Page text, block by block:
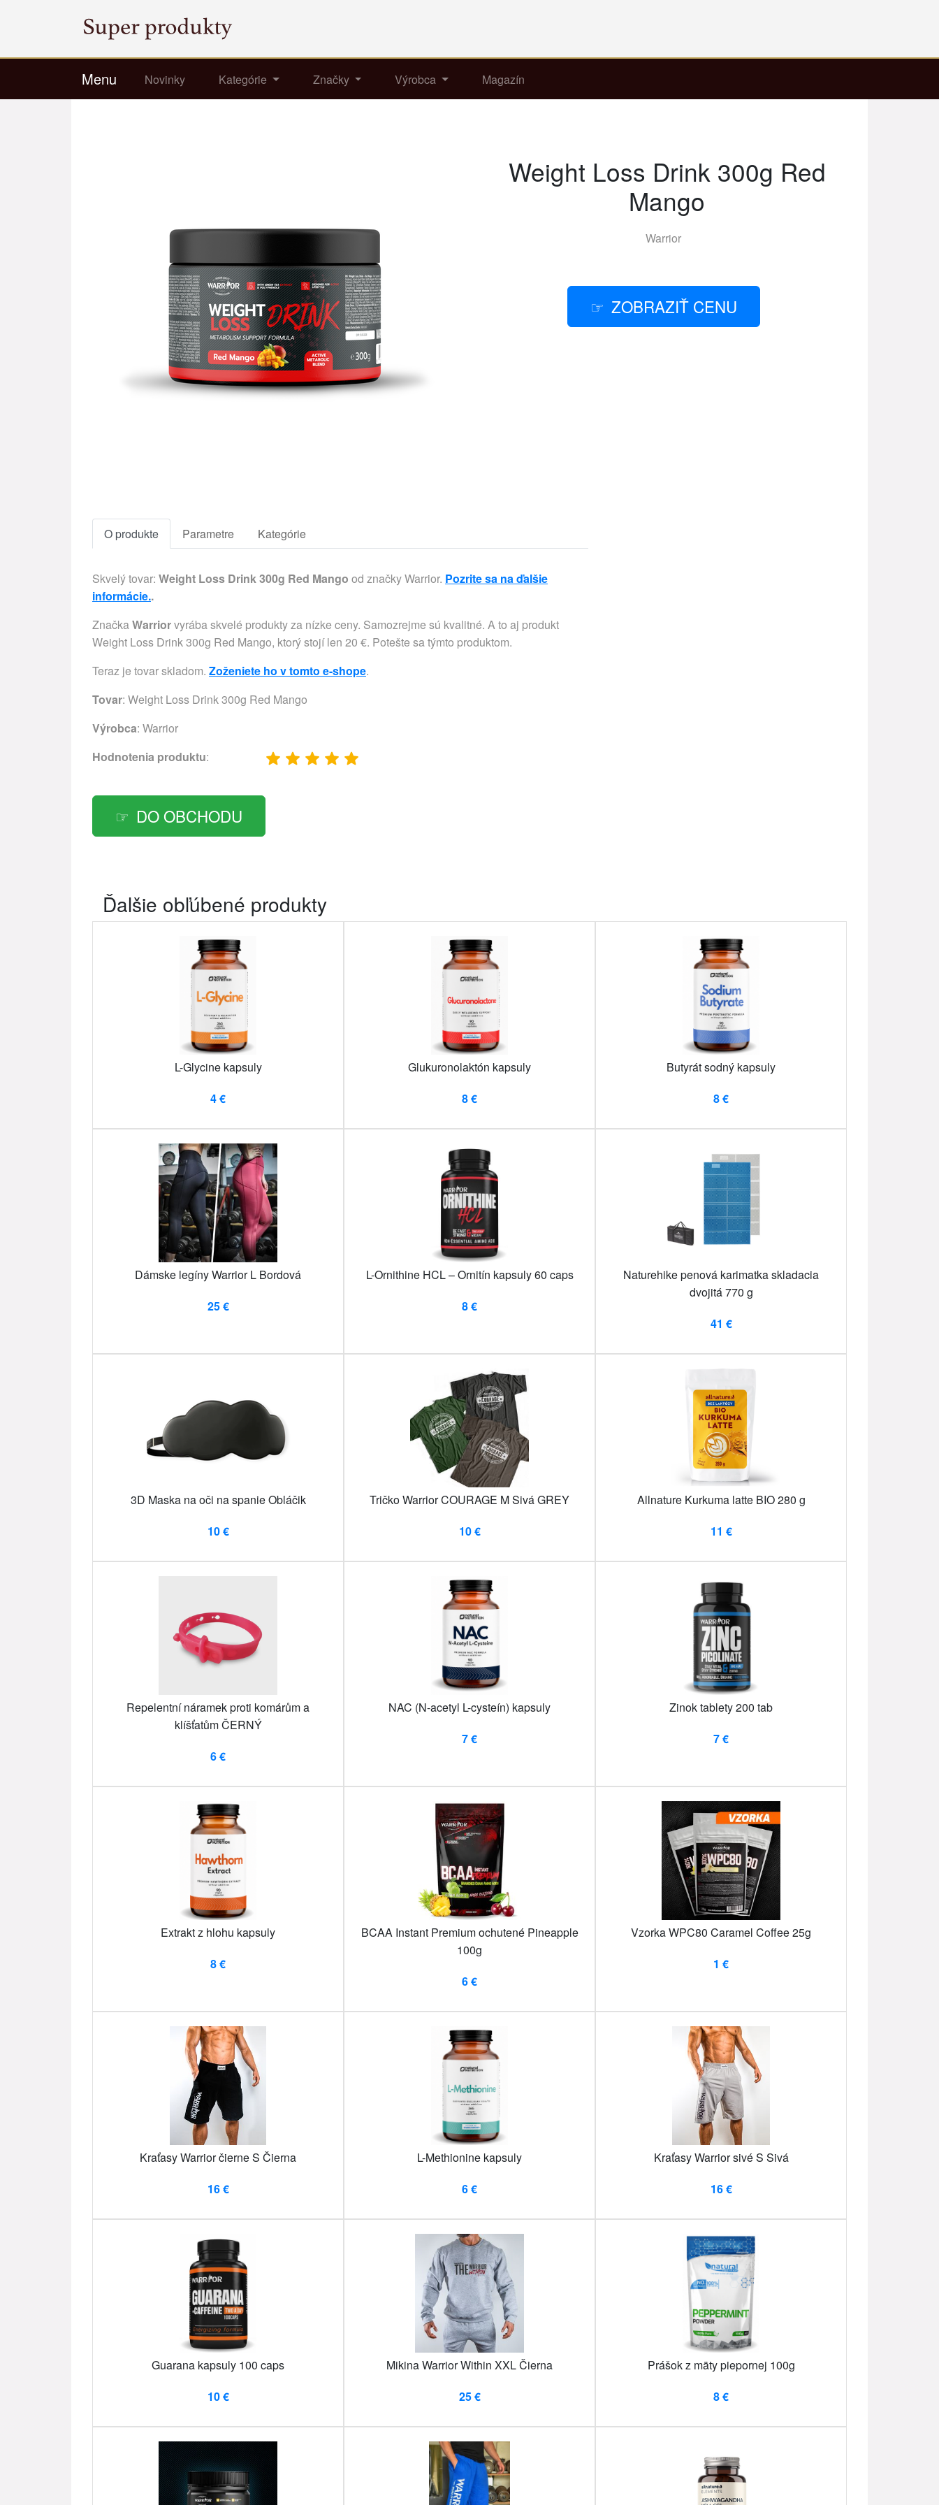
Menu Novinky Kategórie Značky Výrobca Magazín
Weight Loss Drink 300g Red
Mango
Warrior
ZOBRAZIŤ CENU
O produkte Parametre Kategórie
Skvelý tovar: Weight Loss Drink 300g Red Mango od značky Warrior. Pozrite sa na ďalšie
informácie..
ZnačkaWarriorvyrába skvelé produkty za nízke ceny. Samozrejme sú kvalitné. A to aj produkt
Weight Loss Drink 300g Red Mango, ktorý stojí len 20 €. Potešte sa týmto produktom.
Teraz je tovar skladom. Zoženiete ho v tomto e-shope.
Tovar: Weight Loss Drink 300g Red Mango
Výrobca: Warrior
Hodnotenia produktu:
DO OBCHODU
Ďalšie obľúbené produkty
L-Glycine kapsuly
4 €
Glukuronolaktón kapsuly
8 €
Butyrát sodný kapsuly
8 €
Dámske legíny Warrior L Bordová
25 €
L-Ornithine HCL – Ornitín kapsuly 60 caps
8 €
Naturehike penová karimatka skladacia
dvojitá 770 g
41 €
3D Maska na oči na spanie Obláčik
10 €
Tričko Warrior COURAGE M Sivá GREY
10 €
Allnature Kurkuma latte BIO 280 g
11 €
Repelentní náramek proti komárům a
klíšťatům ČERNÝ
6 €
NAC (N-acetyl L-cysteín) kapsuly
7 €
Zinok tablety 200 tab
7 €
Extrakt z hlohu kapsuly
8 €
BCAA Instant Premium ochutené Pineapple
100g
6 €
Vzorka WPC80 Caramel Coffee 25g
1 €
Kraťasy Warrior čierne S Čierna
16 €
L-Methionine kapsuly
6 €
Kraťasy Warrior sivé S Sivá
16 €
Guarana kapsuly 100 caps
10 €
Mikina Warrior Within XXL Čierna
25 €
Prášok z mäty piepornej 100g
8 €